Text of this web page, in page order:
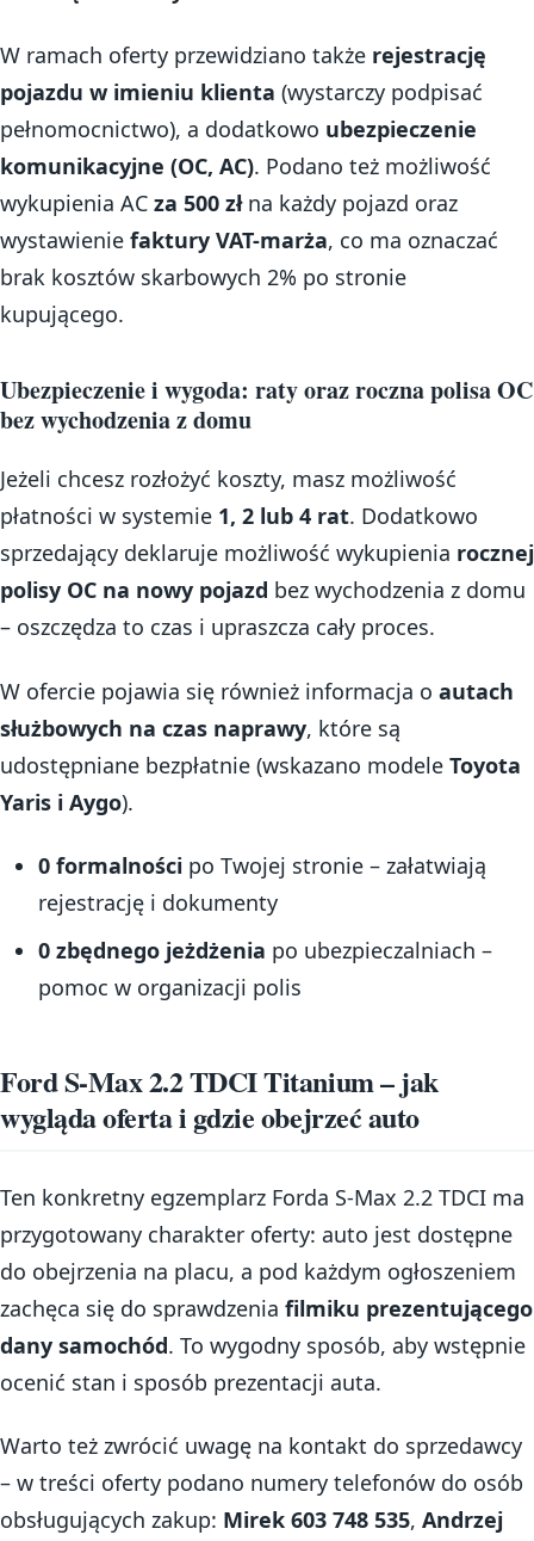
W ramach oferty przewidziano także rejestrację
pojazdu w imieniu klienta (wystarczy podpisać
pełnomocnictwo), a dodatkowo ubezpieczenie
komunikacyjne (OC, AC). Podano też możliwość
wykupienia AC za 500 złna każdy pojazd oraz
wystawienie faktury VAT-marża, co ma oznaczać
brak kosztów skarbowych 2% po stronie
kupującego.
Ubezpieczenie i wygoda: raty oraz roczna polisa OC
bez wychodzenia z domu
Jeżeli chcesz rozłożyć koszty, masz możliwość
płatności w systemie 1, 2 lub 4 rat. Dodatkowo
sprzedający deklaruje możliwość wykupienia rocznej
polisy OC na nowy pojazd bez wychodzenia z domu
– oszczędza to czas i upraszcza cały proces.
W ofercie pojawia się również informacja o autach
służbowych na czas naprawy, które są
udostępniane bezpłatnie (wskazano modele Toyota
Yaris i Aygo).
0 formalnościpo Twojej stronie – załatwiają
rejestrację i dokumenty
0 zbędnego jeżdżenia po ubezpieczalniach –
pomoc w organizacji polis
Ford S-Max 2.2 TDCI Titanium – jak
wygląda oferta i gdzie obejrzeć auto
Ten konkretny egzemplarz Forda S-Max 2.2 TDCI ma
przygotowany charakter oferty: auto jest dostępne
do obejrzenia na placu, a pod każdym ogłoszeniem
zachęca się do sprawdzenia filmiku prezentującego
dany samochód. To wygodny sposób, aby wstępnie
ocenić stan i sposób prezentacji auta.
Warto też zwrócić uwagę na kontakt do sprzedawcy
– w treści oferty podano numery telefonów do osób
obsługujących zakup: Mirek 603 748 535, Andrzej